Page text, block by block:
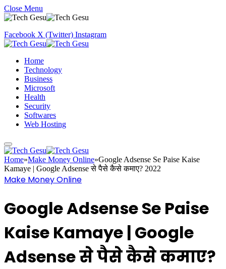
Close Menu
Facebook X (Twitter) Instagram
Home
Technology
Business
Microsoft
Health
Security
Softwares
Web Hosting
Home»Make Money Online»Google Adsense Se Paise Kaise
Kamaye | Google Adsense से पैसे कैसे कमाए? 2022
Make Money Online
Google Adsense Se Paise
Kaise Kamaye | Google
Adsense से पैसे कैसे कमाए?